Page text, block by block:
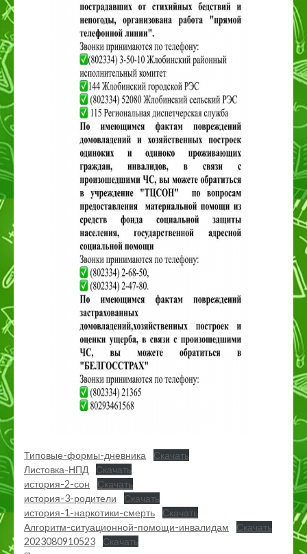
Типовые-формы-дневника
Скачать
Листовка-НПД
Скачать
история-2-сон
Скачать
история-3-родители
Скачать
история-1-наркотики-смерть
Скачать
Алгоритм-ситуационной-помощи-инвалидам
Скачать
2023080910523
Скачать